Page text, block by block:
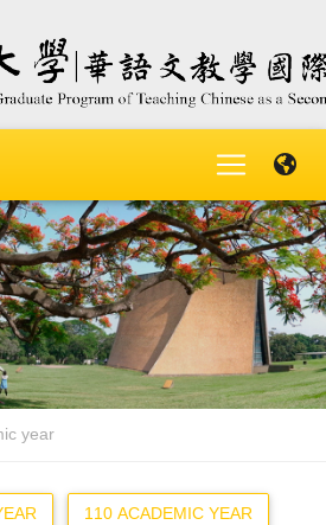
year
110 ACADEMIC YEAR